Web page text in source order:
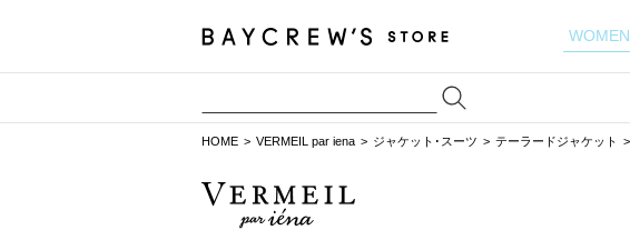
WOMEN
HOME VERMEIL par iena ジャケット･スーツ テーラードジャケット